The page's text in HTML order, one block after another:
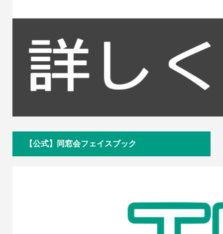
【公式】同窓会フェイスブック